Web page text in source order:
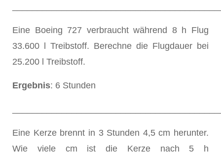
Eine Boeing 727 verbraucht während 8 h Flug
33.600 l Treibstoff. Berechne die Flugdauer bei
25.200 l Treibstoff.
Ergebnis: 6 Stunden
Eine Kerze brennt in 3 Stunden 4,5 cm herunter.
Wie viele cm ist die Kerze nach 5 h